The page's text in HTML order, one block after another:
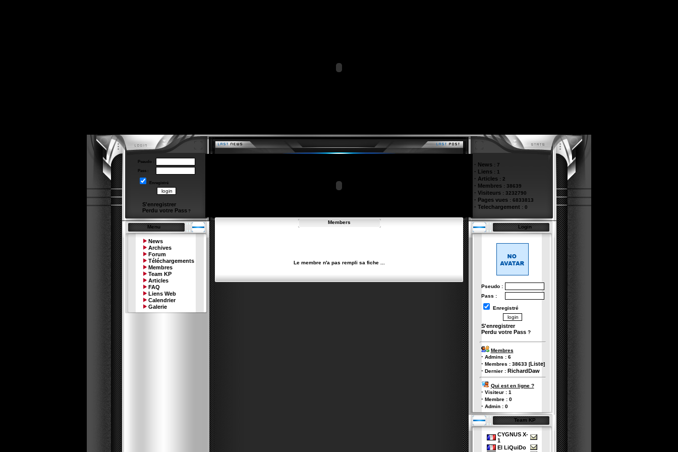
Pseudo :
Pass :
Enregistré
S'enregistrer
Perdu votre Pass?
· News : 7
· Liens : 1
· Articles : 2
· Membres : 38639
· Visiteurs : 3232790
· Pages vues : 6833813
· Telechargement : 0
Menu
News
Archives
Forum
Téléchargements
Membres
Team KP
Articles
FAQ
Liens Web
Calendrier
Galerie
Members
Le membre n'a pas rempli sa fiche ...
Login
Pseudo :
Pass :
Enregistré
S'enregistrer
Perdu votre Pass?
Membres
· Admins : 6
· Membres : 38633[Liste]
· Dernier : RichardDaw
Qui est en ligne ?
· Visiteur : 1
· Membre : 0
· Admin : 0
Team KP
CYGNUS X-
1
El LiQuiDo